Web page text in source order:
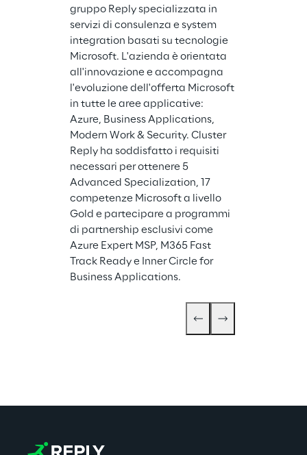
gruppo Reply specializzata in
servizi di consulenza e system
integration basati su tecnologie
Microsoft. L'azienda è orientata
all'innovazione e accompagna
l'evoluzione dell'offerta Microsoft
in tutte le aree applicative:
Azure, Business Applications,
Modern Work & Security. Cluster
Reply ha soddisfatto i requisiti
necessari per ottenere 5
Advanced Specialization, 17
competenze Microsoft a livello
Gold e partecipare a programmi
di partnership esclusivi come
Azure Expert MSP, M365 Fast
Track Ready e Inner Circle for
Business Applications.